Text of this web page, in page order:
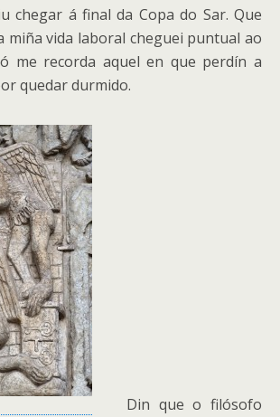
chegar á final da Copa do Sar. Que
miña vida laboral cheguei puntual ao
me recorda aquel en que perdín a
quedar durmido.
Din que o filósofo